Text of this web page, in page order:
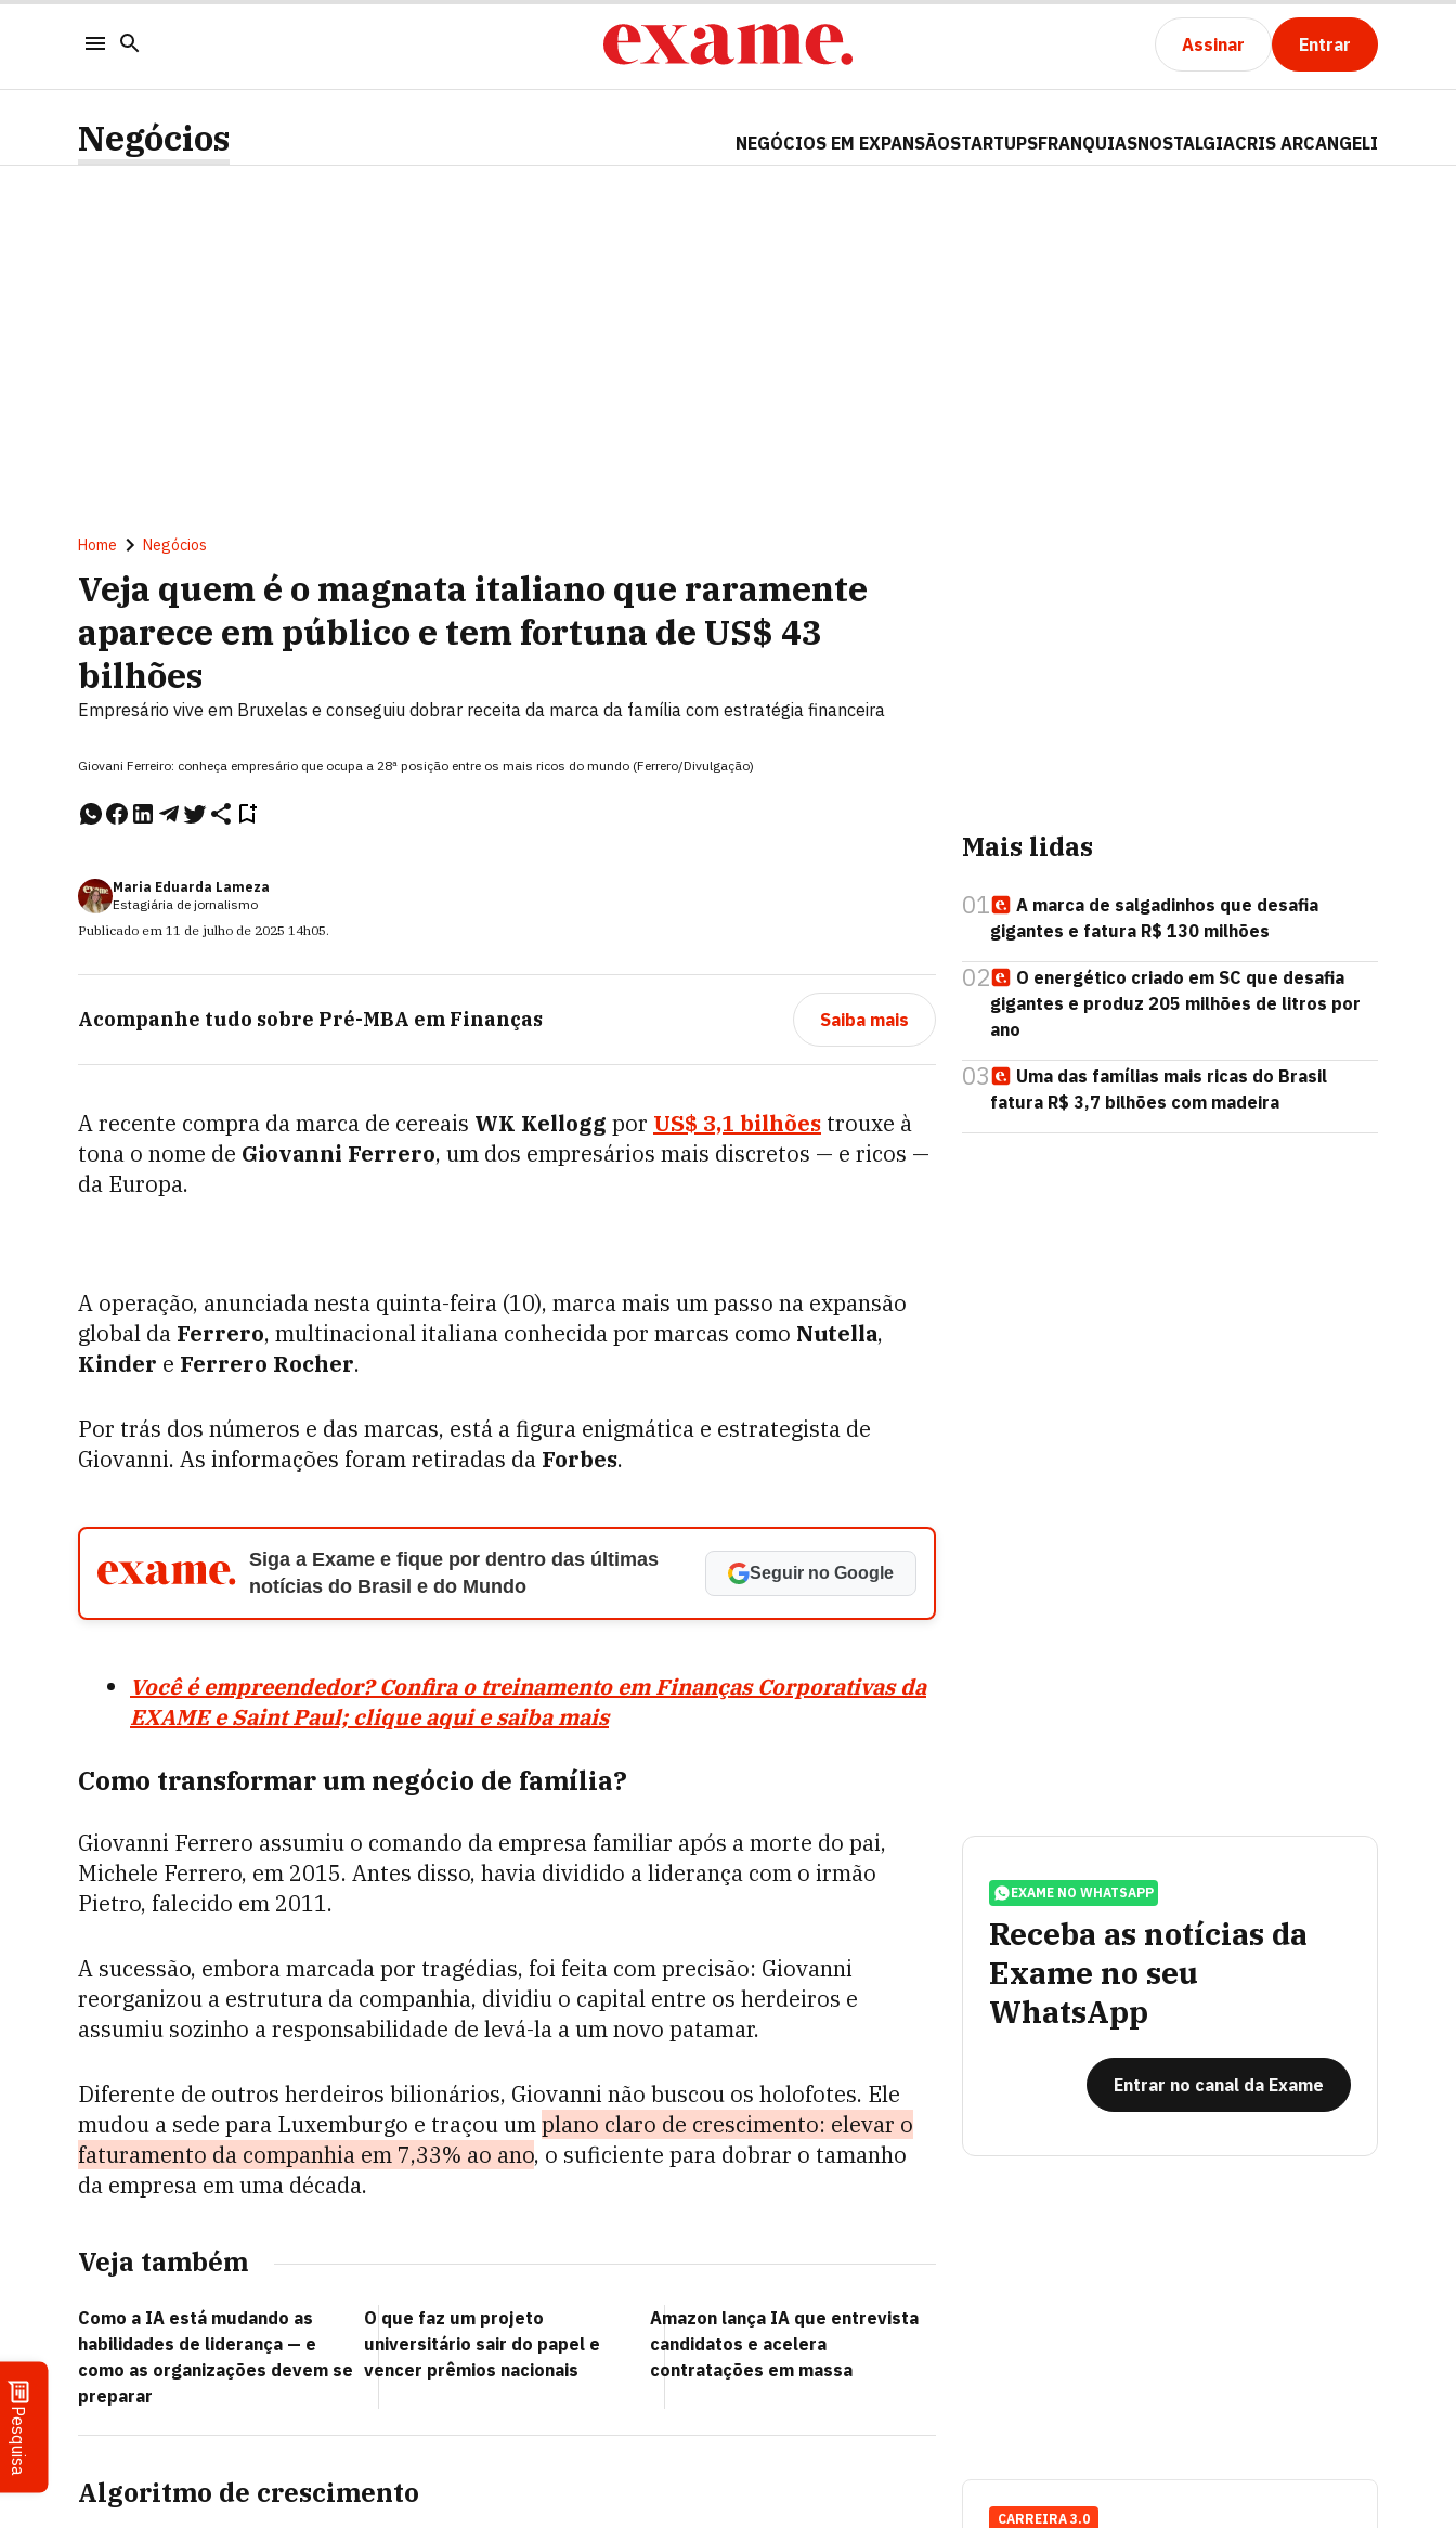
Assinar Entrar
Pesquisa
Negócios NEGÓCIOS EM EXPANSÃOSTARTUPSFRANQUIASNOSTALGIACRIS ARCANGELI
Home Negócios
Veja quem é o magnata italiano que raramente
aparece em público e tem fortuna de US$ 43
bilhões
Empresário vive em Bruxelas e conseguiu dobrar receita da marca da família com estratégia financeira
Giovani Ferreiro: conheça empresário que ocupa a 28ª posição entre os mais ricos do mundo (Ferrero/Divulgação)
Maria Eduarda Lameza
Estagiária de jornalismo
Publicado em 11 de julho de 2025 14h05.
Acompanhe tudo sobre Pré-MBA em Finanças Saiba mais
A recente compra da marca de cereais WK Kellogg por US$ 3,1 bilhões trouxe à
tona o nome de Giovanni Ferrero, um dos empresários mais discretos — e ricos —
da Europa.
A operação, anunciada nesta quinta-feira (10), marca mais um passo na expansão
global da Ferrero, multinacional italiana conhecida por marcas como Nutella,
Kinder e Ferrero Rocher.
Por trás dos números e das marcas, está a figura enigmática e estrategista de
Giovanni. As informações foram retiradas da Forbes.
Siga a Exame e fique por dentro das últimas
notícias do Brasil e do Mundo
Seguir no Google
Você é empreendedor? Confira o treinamento em Finanças Corporativas da
EXAME e Saint Paul; clique aqui e saiba mais
Como transformar um negócio de família?
Giovanni Ferrero assumiu o comando da empresa familiar após a morte do pai,
Michele Ferrero, em 2015. Antes disso, havia dividido a liderança com o irmão
Pietro, falecido em 2011.
A sucessão, embora marcada por tragédias, foi feita com precisão: Giovanni
reorganizou a estrutura da companhia, dividiu o capital entre os herdeiros e
assumiu sozinho a responsabilidade de levá-la a um novo patamar.
Diferente de outros herdeiros bilionários, Giovanni não buscou os holofotes. Ele
mudou a sede para Luxemburgo e traçou umplano claro de crescimento: elevar o
faturamento da companhia em 7,33% ao ano, o suficiente para dobrar o tamanho
da empresa em uma década.
Veja também
Como a IA está mudando as
habilidades de liderança — e
como as organizações devem se
preparar
O que faz um projeto
universitário sair do papel e
vencer prêmios nacionais
Amazon lança IA que entrevista
candidatos e acelera
contratações em massa
Algoritmo de crescimento
Mais lidas
01
A marca de salgadinhos que desafia
gigantes e fatura R$ 130 milhões
02
O energético criado em SC que desafia
gigantes e produz 205 milhões de litros por
ano
03
Uma das famílias mais ricas do Brasil
fatura R$ 3,7 bilhões com madeira
EXAME NO WHATSAPP
Receba as notícias da
Exame no seu
WhatsApp
Entrar no canal da Exame
CARREIRA 3.0